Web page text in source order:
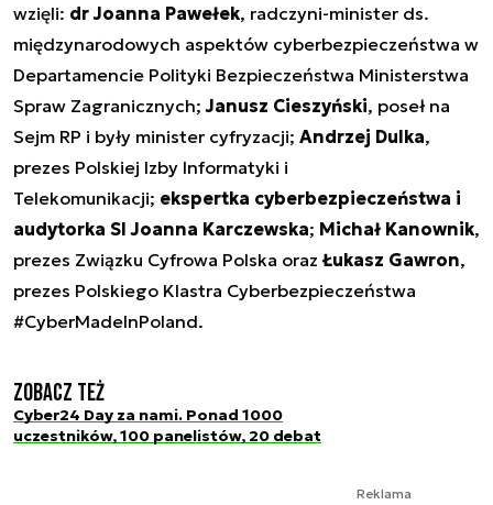
wzięli: dr Joanna Pawełek, radczyni-minister ds.
międzynarodowych aspektów cyberbezpieczeństwa w
Departamencie Polityki Bezpieczeństwa Ministerstwa
Spraw Zagranicznych;Janusz Cieszyński, poseł na
Sejm RP i były minister cyfryzacji; Andrzej Dulka,
prezes Polskiej Izby Informatyki i
Telekomunikacji; ekspertka cyberbezpieczeństwa i
audytorka SI Joanna Karczewska; Michał Kanownik,
prezes Związku Cyfrowa Polska orazŁukasz Gawron,
prezes Polskiego Klastra Cyberbezpieczeństwa
#CyberMadeInPoland.
Zobacz też
Cyber24 Day za nami. Ponad 1000
uczestników, 100 panelistów, 20 debat
Reklama